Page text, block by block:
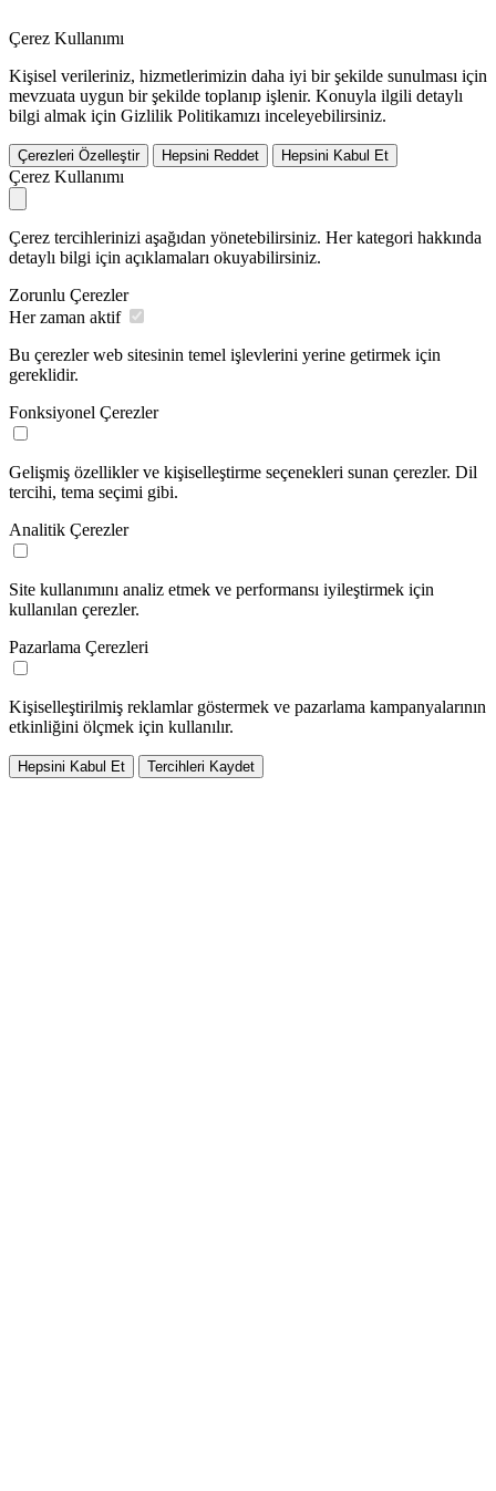
Çerez Kullanımı
Kişisel verileriniz, hizmetlerimizin daha iyi bir şekilde sunulması için
mevzuata uygun bir şekilde toplanıp işlenir. Konuyla ilgili detaylı
bilgi almak için Gizlilik Politikamızı inceleyebilirsiniz.
Çerezleri Özelleştir Hepsini Reddet Hepsini Kabul Et
Çerez Kullanımı
Çerez tercihlerinizi aşağıdan yönetebilirsiniz. Her kategori hakkında
detaylı bilgi için açıklamaları okuyabilirsiniz.
Zorunlu Çerezler
Her zaman aktif
Bu çerezler web sitesinin temel işlevlerini yerine getirmek için
gereklidir.
Fonksiyonel Çerezler
Gelişmiş özellikler ve kişiselleştirme seçenekleri sunan çerezler. Dil
tercihi, tema seçimi gibi.
Analitik Çerezler
Site kullanımını analiz etmek ve performansı iyileştirmek için
kullanılan çerezler.
Pazarlama Çerezleri
Kişiselleştirilmiş reklamlar göstermek ve pazarlama kampanyalarının
etkinliğini ölçmek için kullanılır.
Hepsini Kabul Et Tercihleri Kaydet